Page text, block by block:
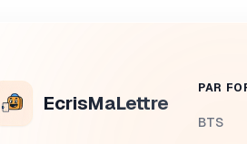
EcrisMaLettre
PAR
BTS